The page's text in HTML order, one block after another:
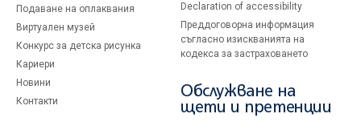
Подаване на оплаквания
Виртуален музей
Конкурс за детска рисунка
Кариери
Новини
Контакти
Declaration of accessibility
Преддоговорна информация
съгласно изискванията на
кодекса за застраховането
Обслужване на
щети и претенции